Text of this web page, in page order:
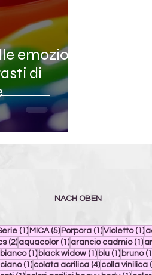
emozioni:
di
NACH OBEN
(1)1 post
MICA (5)5 post
Porpora (1)1 post
Violetto (1)1
(2)2 post
aquacolor (1)1 post
arancio cadmio (1)1
post
bianco (1)1 post
black widow (1)1 post
blu (1)1 post
bruno
post
ciano (1)1 post
colata acrilica (4)4 post
colla vinilica